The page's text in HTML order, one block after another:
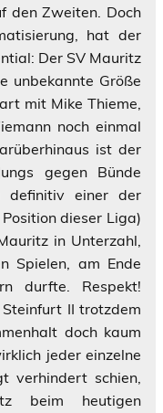
den Zweiten. Doch
hat der
Der SV Mauritz
unbekannte Größe
mit Mike Thieme,
noch einmal
ist der
gegen Bünde
definitiv einer der
dieser Liga)
in Unterzahl,
Spielen, am Ende
durfte. Respekt!
II trotzdem
doch kaum
jeder einzelne
verhindert schien,
beim heutigen